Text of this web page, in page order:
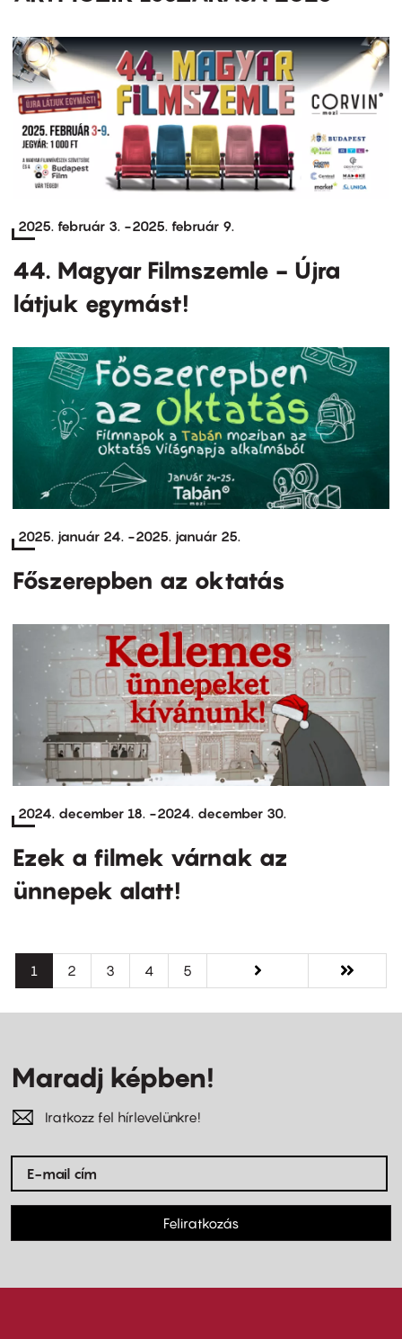
2025. február 3. -2025. február 9.
44. Magyar Filmszemle - Újra
látjuk egymást!
2025. január 24. -2025. január 25.
Főszerepben az oktatás
2024. december 18. -2024. december 30.
Ezek a filmek várnak az
ünnepek alatt!
Oldalszámozás
Jelenlegi
oldal
1 Oldal
2 Oldal
3 Oldal
4 Oldal
5
Következő
oldal
következő ›
Utolsó
oldal
utolsó »
Maradj képben!
Iratkozz fel hírlevelünkre!
Feliratkozás